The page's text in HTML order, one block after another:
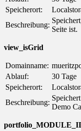
Speicherort:
Beschreibung:
Seite ist.
view_isGrid
Domainname:
Ablauf:
30 Tage
Speicherort:
Beschreibung:
Demo